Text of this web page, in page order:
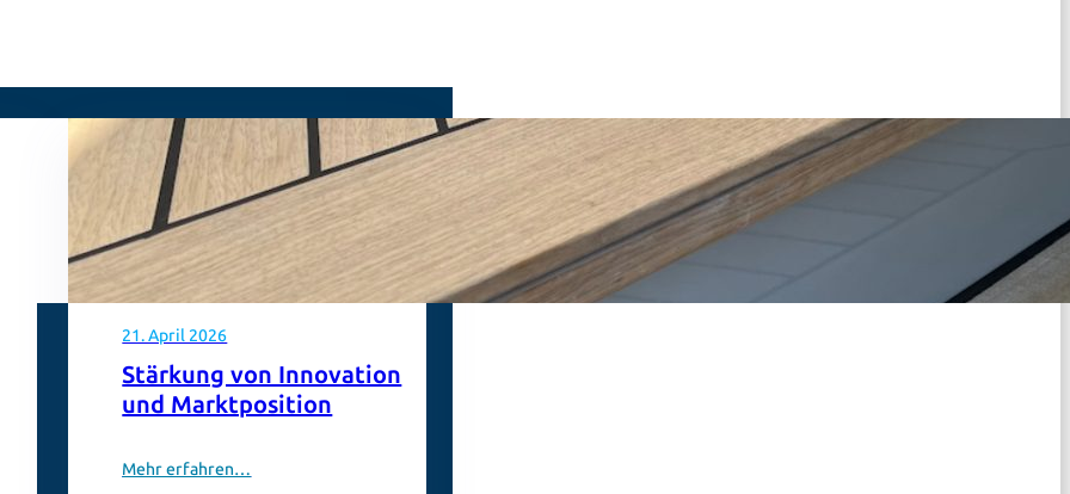
21. April 2026
Stärkung von Innovation
und Marktposition
Mehr erfahren…